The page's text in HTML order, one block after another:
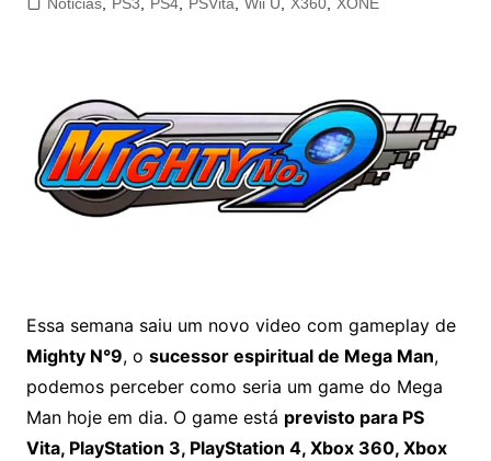
Essa semana saiu um novo video com gameplay de
Mighty N°9, o sucessor espiritual de Mega Man,
podemos perceber como seria um game do Mega
Man hoje em dia. O game está previsto para PS
Vita, PlayStation 3, PlayStation 4, Xbox 360, Xbox